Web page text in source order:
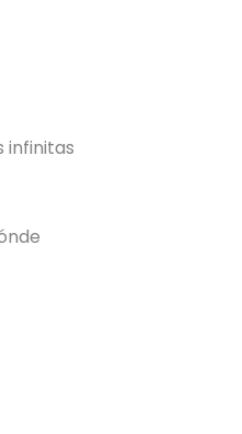
infinitas